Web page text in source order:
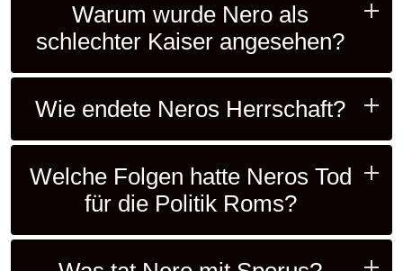
Warum wurde Nero als
schlechter Kaiser angesehen?
Wie endete Neros Herrschaft?
Welche Folgen hatte Neros Tod
für die Politik Roms?